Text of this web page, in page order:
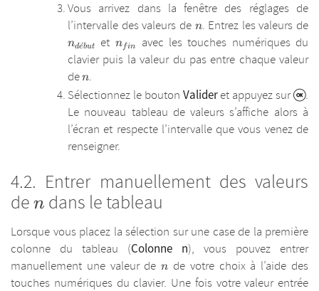
Vous arrivez dans la fenêtre des réglages de
l’intervalle des valeurs de n
n. Entrez les valeurs de
nde
ˊbut et n_{fin}
nfin
avec les touches numériques du
clavier puis la valeur du pas entre chaque valeur
den
n.
Sélectionnez le bouton Valideret appuyez sur
.
Le nouveau tableau de valeurs s’affiche alors à
l’écran et respecte l’intervalle que vous venez de
renseigner.
Entrer manuellement des valeurs
de n
n dans le tableau
Lorsque vous placez la sélection sur une case de la première
colonne du tableau (Colonne n), vous pouvez entrer
manuellement une valeur den
n de votre choix à l’aide des
touches numériques du clavier. Une fois votre valeur entrée